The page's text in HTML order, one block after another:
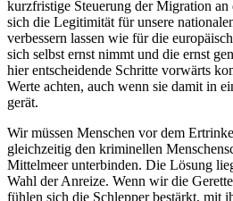
kurzfristige Steuerung der Migration
sich die Legitimität für unsere
verbessern lassen wie für die
sich selbst ernst nimmt und die ernst
hier entscheidende Schritte vorwärts
Werte achten, auch wenn sie damit in
gerät.
Wir müssen Menschen vor dem
gleichzeitig den kriminellen
Mittelmeer unterbinden. Die Lösung
Wahl der Anreize. Wenn wir die
fühlen sich die Schlepper bestärkt, mit